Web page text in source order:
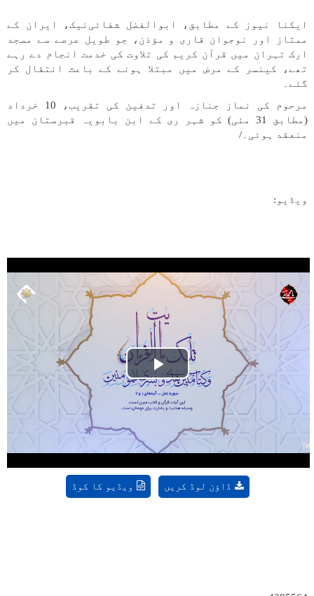
ایکنا نیوز کے مطابق، ابوالفضل شفائی‌نیک، ایران کے
ممتاز اور نوجوان قاری و مؤذن، جو طویل عرصے سے مسجد
ارک تہران میں قرآن کریم کی تلاوت کی خدمت انجام دے رہے
تھے، کینسر کے مرض میں مبتلا ہونے کے باعث انتقال کر
گئے۔
مرحوم کی نماز جنازہ اور تدفین کی تقریب، 10 خرداد
(مطابق 31 مئی) کو شہر ری کے ابن بابویہ قبرستان میں
منعقد ہوئی۔/
ویڈیو:
Play
Video
ویڈیو کا کوڈ ڈاؤن لوڈ کریں